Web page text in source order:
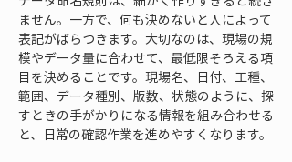
ません。一方で、何も決めないと人によって
表記がばらつきます。大切なのは、現場の規
模やデータ量に合わせて、最低限そろえる項
目を決めることです。現場名、日付、工種、
範囲、データ種別、版数、状態のように、探
すときの手がかりになる情報を組み合わせる
と、日常の確認作業を進めやすくなります。